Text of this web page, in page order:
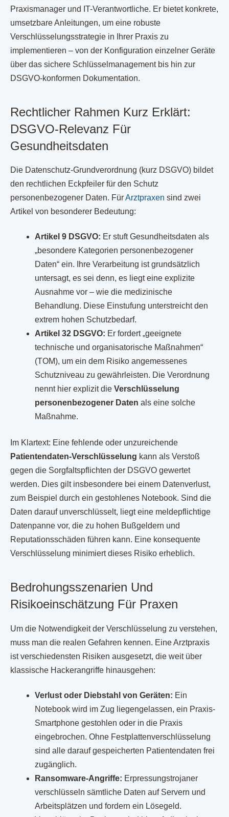
Praxismanager und IT-Verantwortliche. Er bietet konkrete,
umsetzbare Anleitungen, um eine robuste
Verschlüsselungsstrategie in Ihrer Praxis zu
implementieren – von der Konfiguration einzelner Geräte
über das sichere Schlüsselmanagement bis hin zur
DSGVO-konformen Dokumentation.
Rechtlicher Rahmen Kurz Erklärt:
DSGVO-Relevanz Für
Gesundheitsdaten
Die Datenschutz-Grundverordnung (kurz DSGVO) bildet
den rechtlichen Eckpfeiler für den Schutz
personenbezogener Daten. FürArztpraxen sind zwei
Artikel von besonderer Bedeutung:
Artikel 9 DSGVO: Er stuft Gesundheitsdaten als
„besondere Kategorien personenbezogener
Daten“ ein. Ihre Verarbeitung ist grundsätzlich
untersagt, es sei denn, es liegt eine explizite
Ausnahme vor – wie die medizinische
Behandlung. Diese Einstufung unterstreicht den
extrem hohen Schutzbedarf.
Artikel 32 DSGVO: Er fordert „geeignete
technische und organisatorische Maßnahmen“
(TOM), um ein dem Risiko angemessenes
Schutzniveau zu gewährleisten. Die Verordnung
nennt hier explizit die Verschlüsselung
personenbezogener Daten als eine solche
Maßnahme.
Im Klartext: Eine fehlende oder unzureichende
Patientendaten-Verschlüsselung kann als Verstoß
gegen die Sorgfaltspflichten der DSGVO gewertet
werden. Dies gilt insbesondere bei einem Datenverlust,
zum Beispiel durch ein gestohlenes Notebook. Sind die
Daten darauf unverschlüsselt, liegt eine meldepflichtige
Datenpanne vor, die zu hohen Bußgeldern und
Reputationsschäden führen kann. Eine konsequente
Verschlüsselung minimiert dieses Risiko erheblich.
Bedrohungsszenarien Und
Risikoeinschätzung Für Praxen
Um die Notwendigkeit der Verschlüsselung zu verstehen,
muss man die realen Gefahren kennen. Eine Arztpraxis
ist verschiedensten Risiken ausgesetzt, die weit über
klassische Hackerangriffe hinausgehen:
Verlust oder Diebstahl von Geräten: Ein
Notebook wird im Zug liegengelassen, ein Praxis-
Smartphone gestohlen oder in die Praxis
eingebrochen. Ohne Festplattenverschlüsselung
sind alle darauf gespeicherten Patientendaten frei
zugänglich.
Ransomware-Angriffe: Erpressungstrojaner
verschlüsseln sämtliche Daten auf Servern und
Arbeitsplätzen und fordern ein Lösegeld.